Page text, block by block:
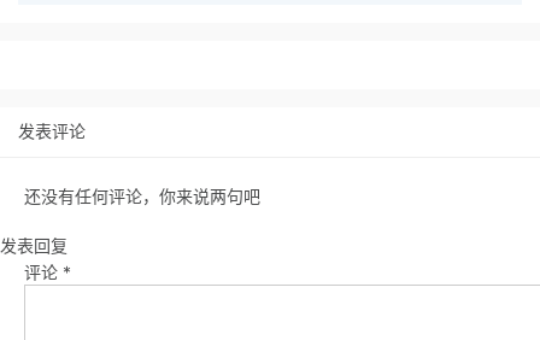
发表评论
还没有任何评论，你来说两句吧
发表回复
评论 *